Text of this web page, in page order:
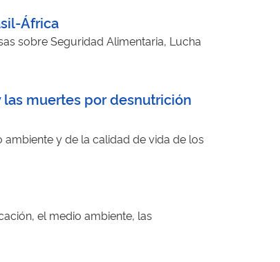
África
sobre Seguridad Alimentaria, Lucha
las muertes por desnutrición
y de la calidad de vida de los
el medio ambiente, las